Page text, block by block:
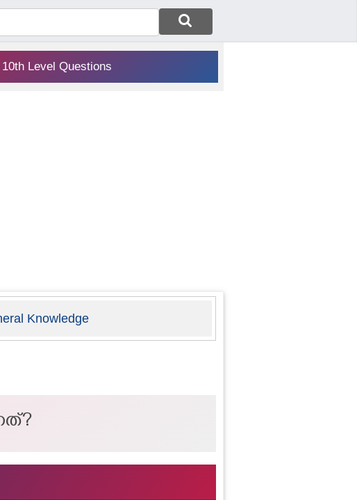
10th Level Questions
Knowledge